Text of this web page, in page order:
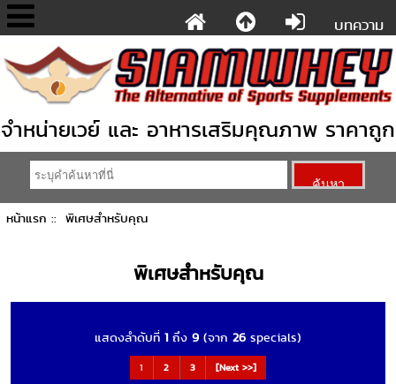
บทความ
จำหน่ายเวย์ และ อาหารเสริมคุณภาพ ราคาถูก
หน้าแรก :: พิเศษสำหรับคุณ
พิเศษสำหรับคุณ
แสดงลำดับที่ 1ถึง 9 (จาก 26 specials)
1 2 3 [Next >>]